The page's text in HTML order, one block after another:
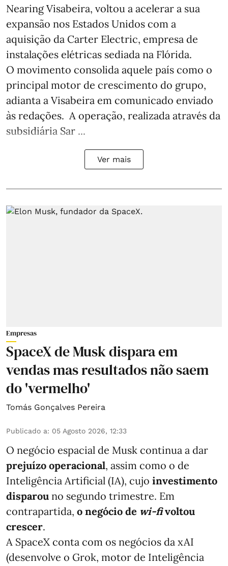
Nearing Visabeira, voltou a acelerar a sua
expansão nos Estados Unidos com a
aquisição da Carter Electric, empresa de
instalações elétricas sediada na Flórida.
O movimento consolida aquele país como o
principal motor de crescimento do grupo,
adianta a Visabeira em comunicado enviado
às redações. A operação, realizada através da
subsidiária Sar ...
Ver mais
Empresas
SpaceX de Musk dispara em
vendas mas resultados não saem
do 'vermelho'
Tomás Gonçalves Pereira
Publicado a: 05 Agosto 2026, 12:33
O negócio espacial de Musk continua a dar
prejuízo operacional, assim como o de
Inteligência Artificial (IA), cujo investimento
disparou no segundo trimestre. Em
contrapartida, o negócio de wi-fivoltou
crescer.
A SpaceX conta com os negócios da xAI
(desenvolve o Grok, motor de Inteligência